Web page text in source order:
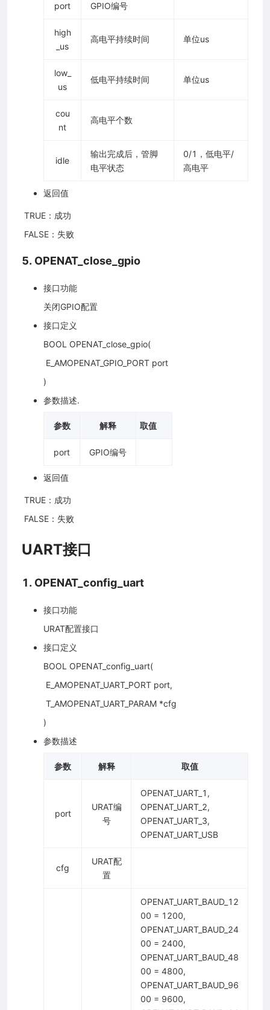
port GPIO编号
high
_us
高电平持续时间 单位us
low_
us
低电平持续时间 单位us
cou
nt
高电平个数
idle
输出完成后，管脚
电平状态
0/1，低电平/
高电平
返回值
​ TRUE：成功
​ FALSE：失败
5. OPENAT_close_gpio
接口功能
关闭GPIO配置
接口定义
BOOL OPENAT_close_gpio(
​ E_AMOPENAT_GPIO_PORT port
)
参数描述.
参数 解释 取值
port GPIO编号
返回值
​ TRUE：成功
​ FALSE：失败
UART接口
1. OPENAT_config_uart
接口功能
URAT配置接口
接口定义
BOOL OPENAT_config_uart(
​ E_AMOPENAT_UART_PORT port,
​ T_AMOPENAT_UART_PARAM *cfg
)
参数描述
参数 解释 取值
port
URAT编
号
OPENAT_UART_1,
OPENAT_UART_2,
OPENAT_UART_3,
OPENAT_UART_USB
cfg
URAT配
置
OPENAT_UART_BAUD_12
00 = 1200,
OPENAT_UART_BAUD_24
00 = 2400,
OPENAT_UART_BAUD_48
00 = 4800,
OPENAT_UART_BAUD_96
00 = 9600,